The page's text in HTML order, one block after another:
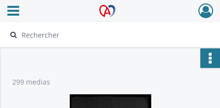
Archives Alsace - Colmar
Ouvrir le menu déroulant
299 medias